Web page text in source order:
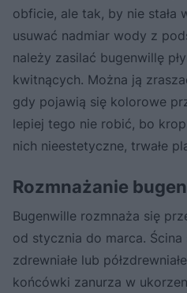
obficie, ale tak, by nie stała
usuwać nadmiar wody z
należy zasilać bugenwillę
kwitnących. Można ją
gdy pojawią się kolorowe
lepiej tego nie robić, bo
nich nieestetyczne, trwałe
Rozmnażanie
Bugenwille rozmnaża się
od stycznia do marca.
zdrewniałe lub
końcówki zanurza w